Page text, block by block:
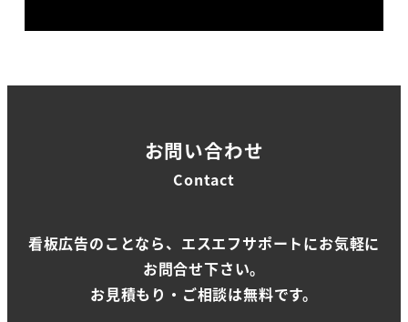
お問い合わせ
Contact
看板広告のことなら、エスエフサポートにお気軽に
お問合せ下さい。
お見積もり・ご相談は無料です。